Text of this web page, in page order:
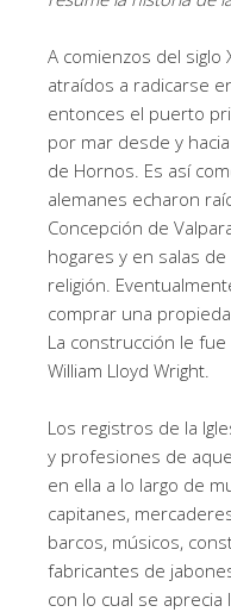
A comienzos del siglo
atraídos a radicarse
entonces el puerto
por mar desde y
de Hornos. Es así
alemanes echaron
Concepción de
hogares y en salas
religión.
comprar una
La construcción le
William Lloyd Wright.
Los registros de la
y profesiones de
en ella a lo largo de
capitanes,
barcos, músicos,
fabricantes de
con lo cual se